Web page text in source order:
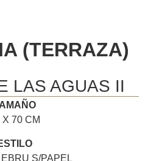
(TERRAZA)
LAS AGUAS II
X 70 CM
S/PAPEL